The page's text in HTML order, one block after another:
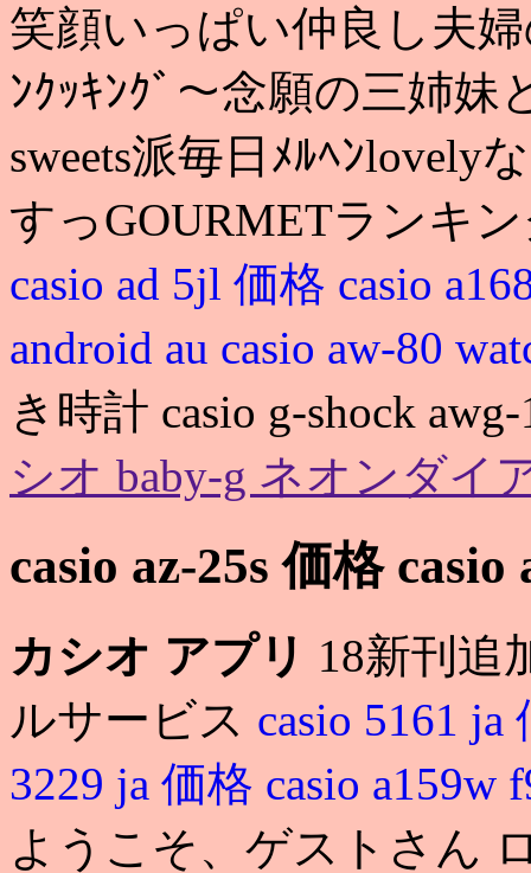
笑顔いっぱい仲良し夫
ﾝｸｯｷﾝｸﾞ～念願の三姉
sweets派毎日ﾒﾙﾍﾝlovely
すっGOURMETランキ
casio ad 5jl 価格 casio
android au casio aw-80
き時計 casio g-shock
シオ baby-g ネオンダイ
casio az-25s 価格 casio
カシオ アプリ 18新刊追
ルサービス casio 5161 ja
3229 ja 価格 casio a159w
ようこそ、ゲストさん